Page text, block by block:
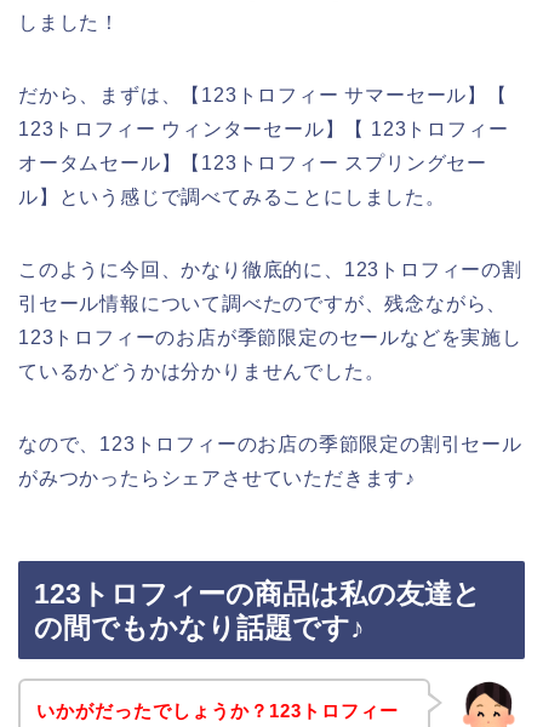
しました！
だから、まずは、【123トロフィー サマーセール】【
123トロフィー ウィンターセール】【 123トロフィー
オータムセール】【123トロフィー スプリングセー
ル】という感じで調べてみることにしました。
このように今回、かなり徹底的に、123トロフィーの割
引セール情報について調べたのですが、残念ながら、
123トロフィーのお店が季節限定のセールなどを実施し
ているかどうかは分かりませんでした。
なので、123トロフィーのお店の季節限定の割引セール
がみつかったらシェアさせていただきます♪
123トロフィーの商品は私の友達と
の間でもかなり話題です♪
いかがだったでしょうか？123トロフィー